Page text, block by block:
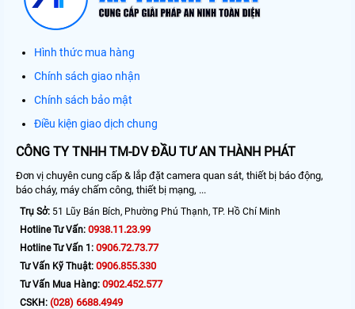
Hình thức mua hàng
Chính sách giao nhận
Chính sách bảo mật
Điều kiện giao dịch chung
CÔNG TY TNHH TM-DV ĐẦU TƯ AN THÀNH PHÁT
Đơn vị chuyên cung cấp & lắp đặt camera quan sát, thiết bị báo động,
báo cháy, máy chấm công, thiết bị mạng, ...
Trụ Sở: 51 Lũy Bán Bích, Phường Phú Thạnh, TP. Hồ Chí Minh
Hotline Tư Vấn: 0938.11.23.99
Hotline Tư Vấn 1: 0906.72.73.77
Tư Vấn Kỹ Thuật: 0906.855.330
Tư Vấn Mua Hàng: 0902.452.577
CSKH: (028) 6688.4949